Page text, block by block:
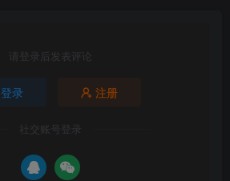
请登录后发表评论
登录 注册
社交账号登录